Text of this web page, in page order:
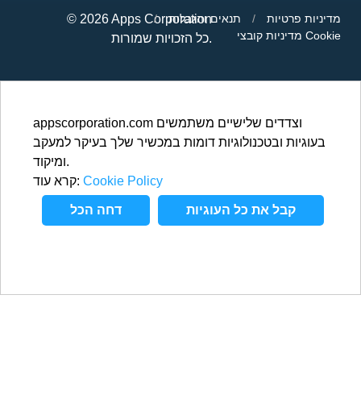
© 2026Apps Corporation
כל הזכויות שמורות.
מדיניות פרטיות / תנאים והגבלות
/
מדיניות קובצי Cookie
appscorporation.com וצדדים שלישיים משתמשים
בעוגיות ובטכנולוגיות דומות במכשיר שלך בעיקר למעקב
ומיקוד.
קרא עוד: Cookie Policy
קבל את כל העוגיות דחה הכל